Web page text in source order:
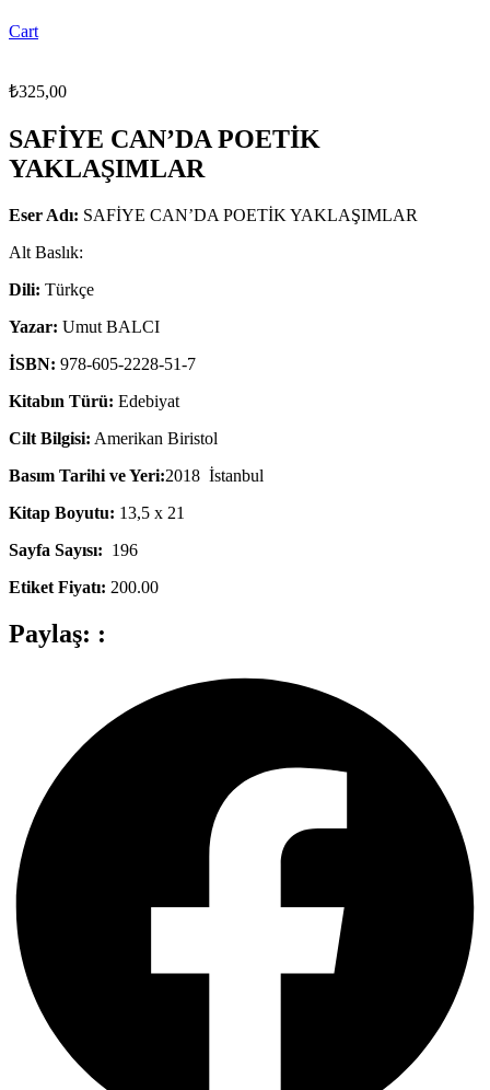
Cart
₺325,00
SAFİYE CAN’DA POETİK
YAKLAŞIMLAR
Eser Adı: SAFİYE CAN’DA POETİK YAKLAŞIMLAR
Alt Baslık:
Dili: Türkçe
Yazar: Umut BALCI
İSBN: 978-605-2228-51-7
Kitabın Türü: Edebiyat
Cilt Bilgisi: Amerikan Biristol
Basım Tarihi ve Yeri:2018 İstanbul
Kitap Boyutu: 13,5 x 21
Sayfa Sayısı: 196
Etiket Fiyatı: 200.00
Paylaş: :